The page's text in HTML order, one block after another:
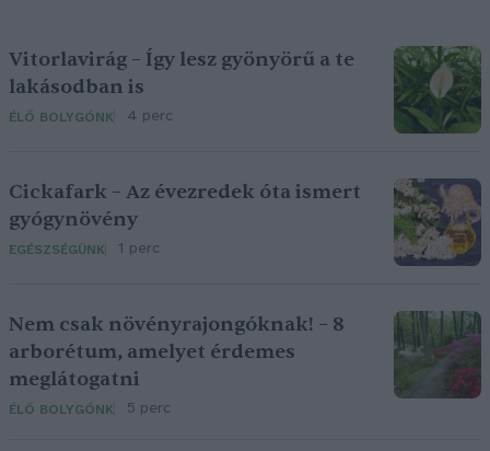
Vitorlavirág – Így lesz gyönyörű a te
lakásodban is
ÉLŐ BOLYGÓNK 4 perc
Cickafark – Az évezredek óta ismert
gyógynövény
EGÉSZSÉGÜNK 1 perc
Nem csak növényrajongóknak! – 8
arborétum, amelyet érdemes
meglátogatni
ÉLŐ BOLYGÓNK 5 perc